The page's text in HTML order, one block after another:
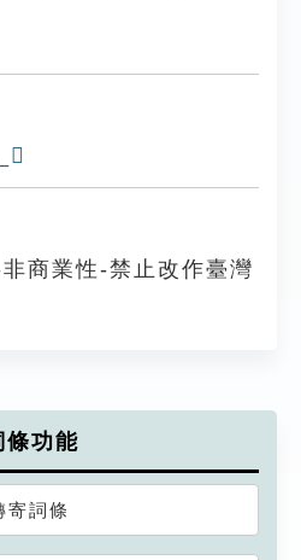
商業性-禁止改作臺灣
條功能
寄詞條